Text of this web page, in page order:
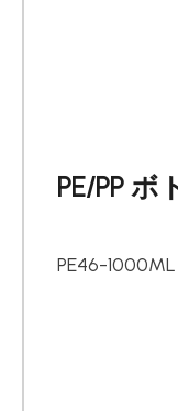
PE/PP ボ
PE46-1000ML
ニュース